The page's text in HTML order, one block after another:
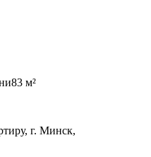
83 м²
г. Минск,